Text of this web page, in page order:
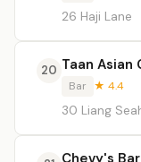
26 Haji Lane
20 Taan Asian
Bar ★ 4.4
30 Liang
Chevy's